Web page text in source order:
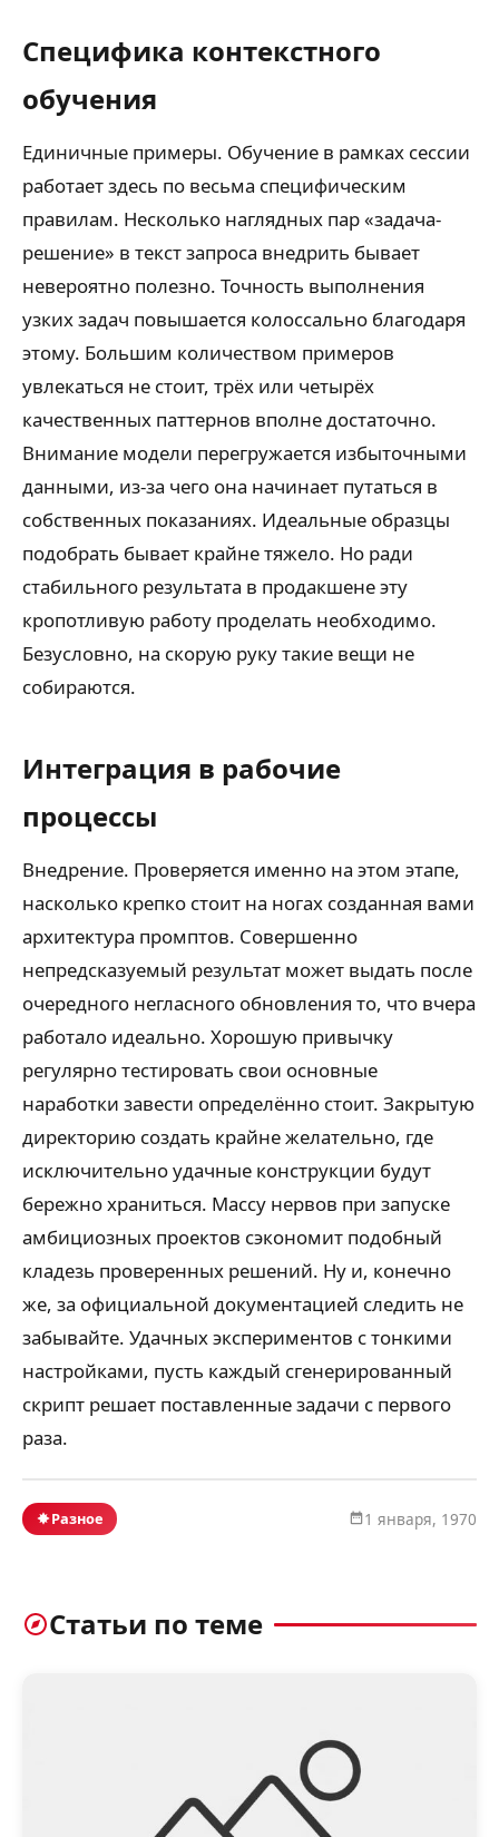
Специфика контекстного
обучения
Единичные примеры. Обучение в рамках сессии
работает здесь по весьма специфическим
правилам. Несколько наглядных пар «задача-
решение» в текст запроса внедрить бывает
невероятно полезно. Точность выполнения
узких задач повышается колоссально благодаря
этому. Большим количеством примеров
увлекаться не стоит, трёх или четырёх
качественных паттернов вполне достаточно.
Внимание модели перегружается избыточными
данными, из-за чего она начинает путаться в
собственных показаниях. Идеальные образцы
подобрать бывает крайне тяжело. Но ради
стабильного результата в продакшене эту
кропотливую работу проделать необходимо.
Безусловно, на скорую руку такие вещи не
собираются.
Интеграция в рабочие
процессы
Внедрение. Проверяется именно на этом этапе,
насколько крепко стоит на ногах созданная вами
архитектура промптов. Совершенно
непредсказуемый результат может выдать после
очередного негласного обновления то, что вчера
работало идеально. Хорошую привычку
регулярно тестировать свои основные
наработки завести определённо стоит. Закрытую
директорию создать крайне желательно, где
исключительно удачные конструкции будут
бережно храниться. Массу нервов при запуске
амбициозных проектов сэкономит подобный
кладезь проверенных решений. Ну и, конечно
же, за официальной документацией следить не
забывайте. Удачных экспериментов с тонкими
настройками, пусть каждый сгенерированный
скрипт решает поставленные задачи с первого
раза.
Разное 1 января, 1970
Статьи по теме